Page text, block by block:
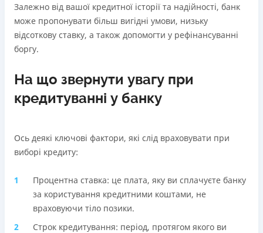
Залежно від вашої кредитної історії та надійності, банк
може пропонувати більш вигідні умови, низьку
відсоткову ставку, а також допомогти у рефінансуванні
боргу.
На що звернути увагу при
кредитуванні у банку
Ось деякі ключові фактори, які слід враховувати при
виборі кредиту:
Процентна ставка: це плата, яку ви сплачуєте банку
за користування кредитними коштами, не
враховуючи тіло позики.
Строк кредитування: період, протягом якого ви